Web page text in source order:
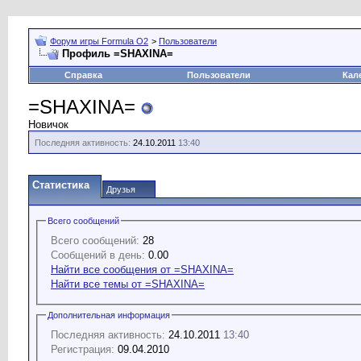
Форум игры Formula O2 > Пользователи
Профиль =SHAXINA=
Справка Пользователи
=SHAXINA=
Новичок
Последняя активность: 24.10.2011 13:40
Статистика Друзья
Всего сообщений
Всего сообщений: 28
Сообщений в день: 0.00
Найти все сообщения от =SHAXINA=
Найти все темы от =SHAXINA=
Дополнительная информация
Последняя активность: 24.10.2011 13:40
Регистрация: 09.04.2010